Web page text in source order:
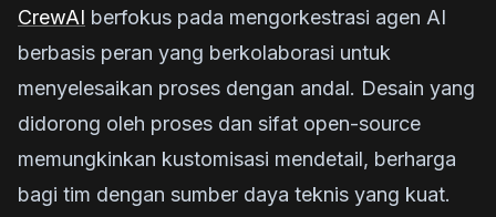
CrewAI berfokus pada mengorkestrasi agen AI
berbasis peran yang berkolaborasi untuk
menyelesaikan proses dengan andal. Desain yang
didorong oleh proses dan sifat open-source
memungkinkan kustomisasi mendetail, berharga
bagi tim dengan sumber daya teknis yang kuat.